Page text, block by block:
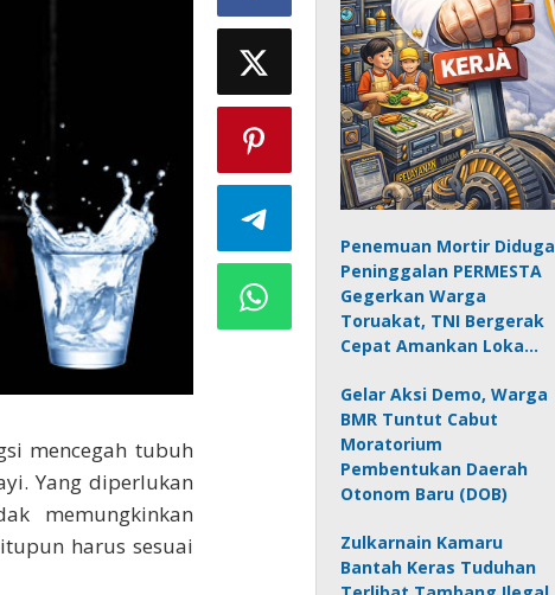
mencegah tubuh
Yang diperlukan
memungkinkan
harus sesuai
Penemuan Mortir Diduga
Peninggalan PERMESTA
Gegerkan Warga
Toruakat, TNI Bergerak
Cepat Amankan Loka…
Gelar Aksi Demo, Warga
BMR Tuntut Cabut
Moratorium
Pembentukan Daerah
Otonom Baru (DOB)
Zulkarnain Kamaru
Bantah Keras Tuduhan